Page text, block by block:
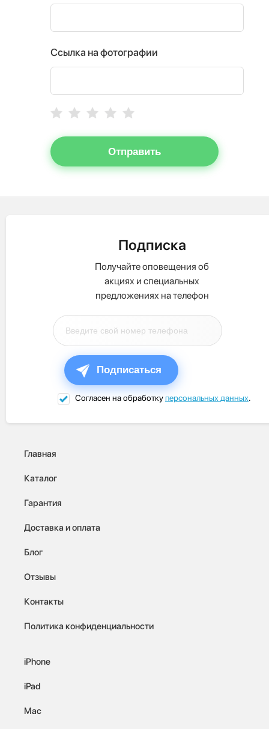
Ссылка на фотографии
Отправить
Подписка
Получайте оповещения об
акциях и специальных
предложениях на телефон
Подписаться
Согласен на обработкуперсональных данных.
Главная
Каталог
Гарантия
Доставка и оплата
Блог
Отзывы
Контакты
Политика конфиденциальности
iPhone
iPad
Mac